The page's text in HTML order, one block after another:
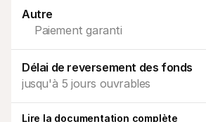
Autre
Paiement garanti
Délai de reversement des fonds
jusqu'à 5 jours ouvrables
Lire la documentation complète
Pour les consommateurs
Découvrez pourquoi Mollie figure sur
Pour les clients Mollie
Contactez notre équipe support
Pour obtenir un devis
Découvrez comment nous pouvons